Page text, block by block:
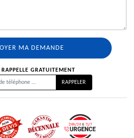
GRATUITEMENT